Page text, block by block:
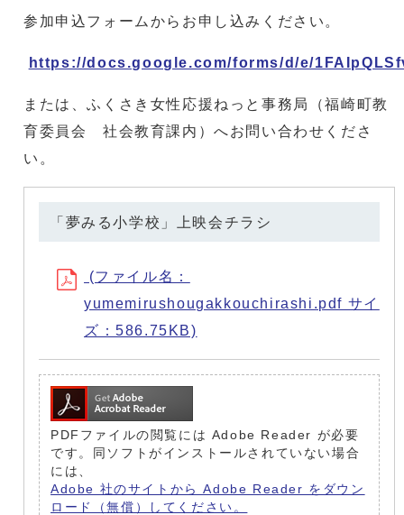
参加申込フォームからお申し込みください。
https://docs.google.com/forms/d/e/
または、ふくさき女性応援ねっと事務局（福崎町教
育委員会 社会教育課内）へお問い合わせくださ
い。
「夢みる小学校」上映会チラシ
(ファイル名：
yumemirushougakkouchirashi.pdf サイ
ズ：586.75KB)
PDFファイルの閲覧には Adobe Reader が必要
です。同ソフトがインストールされていない場合
には、
Adobe 社のサイトから Adobe Reader をダウン
ロード（無償）してください。